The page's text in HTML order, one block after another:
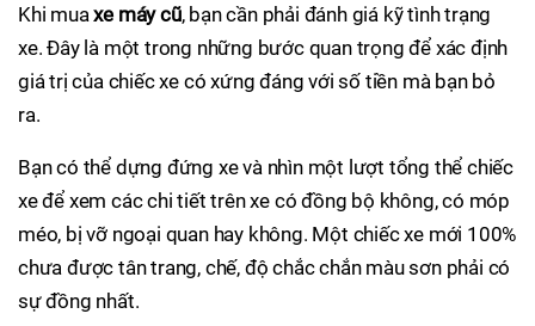
Khi muaxe máy cũ, bạn cần phải đánh giá kỹ tình trạng
xe. Đây là một trong những bước quan trọng để xác định
giá trị của chiếc xe có xứng đáng với số tiền mà bạn bỏ
ra.
Bạn có thể dựng đứng xe và nhìn một lượt tổng thể chiếc
xe để xem các chi tiết trên xe có đồng bộ không, có móp
méo, bị vỡ ngoại quan hay không. Một chiếc xe mới 100%
chưa được tân trang, chế, độ chắc chắn màu sơn phải có
sự đồng nhất.